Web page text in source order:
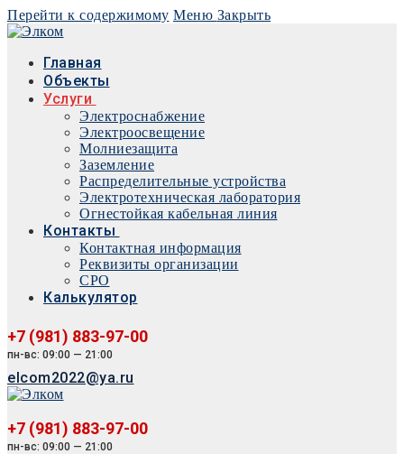
Перейти к содержимому Меню Закрыть
Главная
Объекты
Услуги
Электроснабжение
Электроосвещение
Молниезащита
Заземление
Распределительные устройства
Электротехническая лаборатория
Огнестойкая кабельная линия
Контакты
Контактная информация
Реквизиты организации
СРО
Калькулятор
+7 (981) 883-97-00
пн-вс: 09:00 — 21:00
elcom2022@ya.ru
+7 (981) 883-97-00
пн-вс: 09:00 — 21:00